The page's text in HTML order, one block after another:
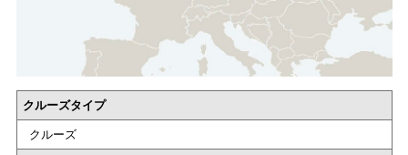
クルーズタイプ
クルーズ